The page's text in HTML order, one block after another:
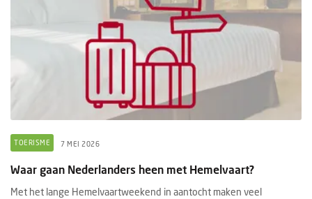
TOERISME 7 MEI 2026
Waar gaan Nederlanders heen met Hemelvaart?
Met het lange Hemelvaartweekend in aantocht maken veel